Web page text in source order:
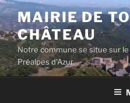
Aller
au
contenu
principal
MAIRIE DE
CHÂTEAU
Notre commune se situe sur
Préalpes d'Azur.